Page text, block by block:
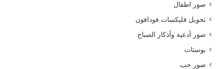
صور اطفال
تحويل فليكسات فودافون
صور أدعية وأذكار الصباح
بوستات
صور حب